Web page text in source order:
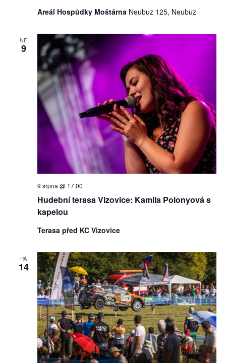
Areál Hospůdky Moštárna Neubuz 125, Neubuz
NE
9
Hudební terasa Vizovice: Kamila Polonyová s
kapelou
9 srpna @ 17:00
Terasa před KC Vizovice
PÁ
14